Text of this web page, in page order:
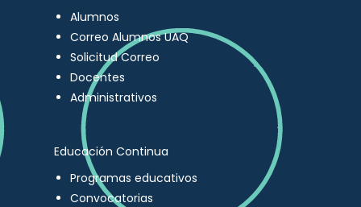
Alumnos
Correo Alumnos UAQ
Solicitud Correo
Docentes
Administrativos
Educación Continua
Programas educativos
Convocatorias